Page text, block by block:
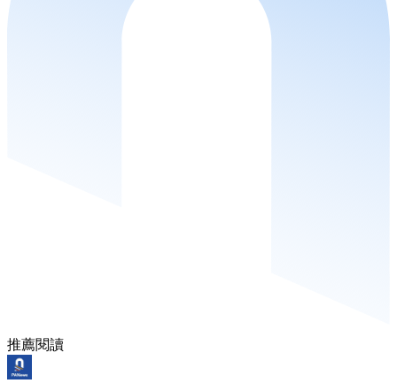
推薦閱讀